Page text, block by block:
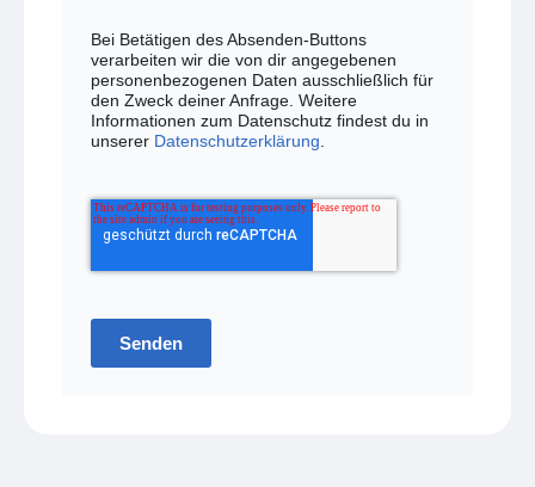
Bei Betätigen des Absenden-Buttons
verarbeiten wir die von dir angegebenen
personenbezogenen Daten ausschließlich für
den Zweck deiner Anfrage. Weitere
Informationen zum Datenschutz findest du in
unserer Datenschutzerklärung
Senden